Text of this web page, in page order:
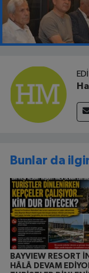
Bunlar da
BAYVIEW RESORT
HÂLÂ DEVAM